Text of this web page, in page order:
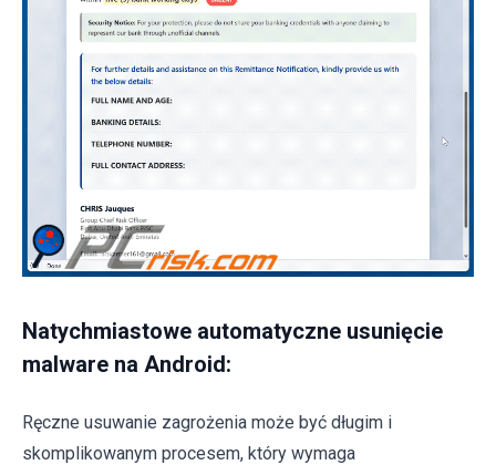
Natychmiastowe automatyczne usunięcie
malware na Android:
Ręczne usuwanie zagrożenia może być długim i
skomplikowanym procesem, który wymaga